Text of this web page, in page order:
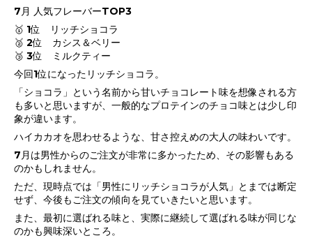
7月 人気フレーバーTOP3
🥇 1位 リッチショコラ
🥈 2位 カシス＆ベリー
🥉 3位 ミルクティー
今回1位になったリッチショコラ。
「ショコラ」という名前から甘いチョコレート味を想像される方
も多いと思いますが、一般的なプロテインのチョコ味とは少し印
象が違います。
ハイカカオを思わせるような、甘さ控えめの大人の味わいです。
7月は男性からのご注文が非常に多かったため、その影響もある
のかもしれません。
ただ、現時点では「男性にリッチショコラが人気」とまでは断定
せず、今後もご注文の傾向を見ていきたいと思います。
また、最初に選ばれる味と、実際に継続して選ばれる味が同じな
のかも興味深いところ。